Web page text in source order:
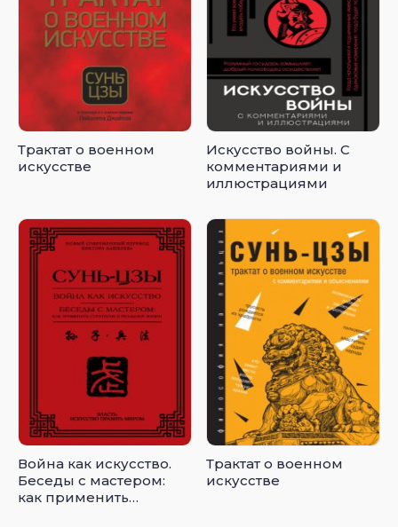
Трактат о военном
искусстве
Искусство войны. С
комментариями и
иллюстрациями
Война как искусство.
Беседы с мастером:
как применить
Трактат о военном
искусстве